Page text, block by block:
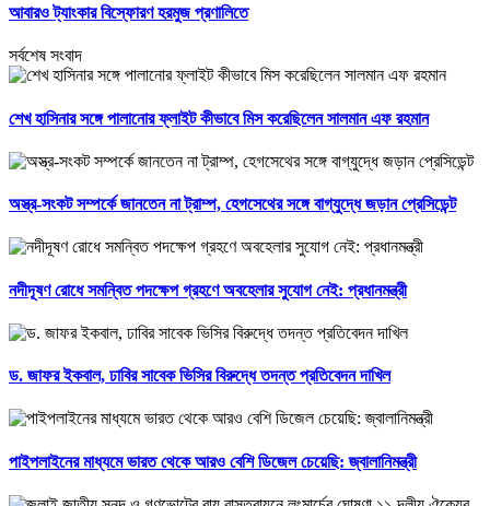
আবারও ট্যাংকার বিস্ফোরণ হরমুজ প্রণালিতে
সর্বশেষ সংবাদ
শেখ হাসিনার সঙ্গে পালানোর ফ্লাইট কীভাবে মিস করেছিলেন সালমান এফ রহমান
অস্ত্র-সংকট সম্পর্কে জানতেন না ট্রাম্প, হেগসেথের সঙ্গে বাগ্‌যুদ্ধে জড়ান প্রেসিডেন্ট
নদীদূষণ রোধে সমন্বিত পদক্ষেপ গ্রহণে অবহেলার সুযোগ নেই: প্রধানমন্ত্রী
ড. জাফর ইকবাল, ঢাবির সাবেক ভিসির বিরুদ্ধে তদন্ত প্রতিবেদন দাখিল
পাইপলাইনের মাধ্যমে ভারত থেকে আরও বেশি ডিজেল চেয়েছি: জ্বালানিমন্ত্রী